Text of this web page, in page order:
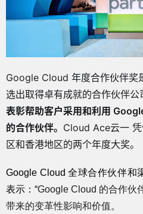
Google Cloud 年度合作伙伴
选出取得卓有成就的合作伙伴公
表彰帮助客户采用和利用
的合作伙伴。 Cloud Ace云一
区和香港地区的两个年度大奖。
Google Cloud 全球合作伙伴和
表示： “Google Cloud 的合作伙
带来的变革性影响和价值。